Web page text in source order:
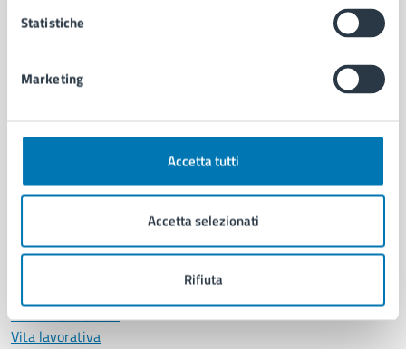
Statistiche
Marketing
Accetta tutti
Accetta selezionati
Rifiuta
Intranet, posta aziendale e protocollo
CATEGORIE DI SERVIZIO
Anagrafe e stato civile
Cultura e tempo libero
Educazione e formazione
Giustizia e sicurezza pubblica
Servizi Cimiteriali
Vita lavorativa